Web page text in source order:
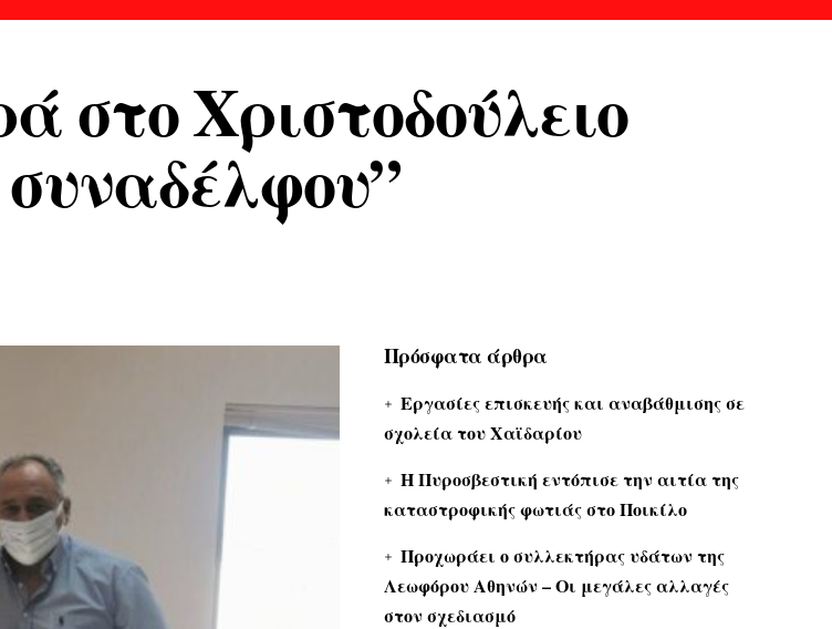
στο Χριστοδούλειο
Πρόσφατα άρθρα
Εργασίες επισκευής και αναβάθμισης σε
σχολεία του Χαϊδαρίου
Η Πυροσβεστική εντόπισε την αιτία της
καταστροφικής φωτιάς στο Ποικίλο
Προχωράει ο συλλεκτήρας υδάτων της
Λεωφόρου Αθηνών – Οι μεγάλες αλλαγές
στον σχεδιασμό